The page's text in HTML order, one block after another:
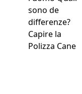
Capire la
Polizza Cane